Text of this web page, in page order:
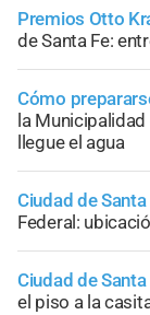
Premios Otto
de Santa Fe:
Cómo
la
llegue el agua
Ciudad de Santa
Federal:
Ciudad de Santa
el piso a la